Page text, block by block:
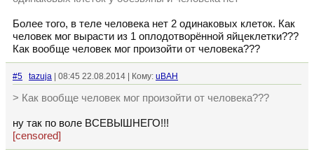
Более того, в теле человека нет 2 одинаковых клеток. Как
человек мог вырасти из 1 оплодотворённой яйцеклетки???
Как вообще человек мог произойти от человека???
#5 tazuja | 08:45 22.08.2014 | Кому: uBAH
> Как вообще человек мог произойти от человека???
ну так по воле ВСЕВЫШНЕГО!!!
[censored]